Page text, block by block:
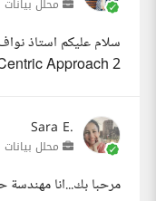
محلل بيانات
2 Outcome-Centric Approach سأح...
Sara E.
محلل بيانات
مرحبا بك...انا